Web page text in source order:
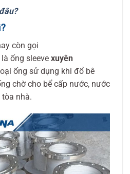
còn gọi
ống sleeve xuyên
ống sử dụng khi đổ bê
chờ cho bể cấp nước, nước
nhà.